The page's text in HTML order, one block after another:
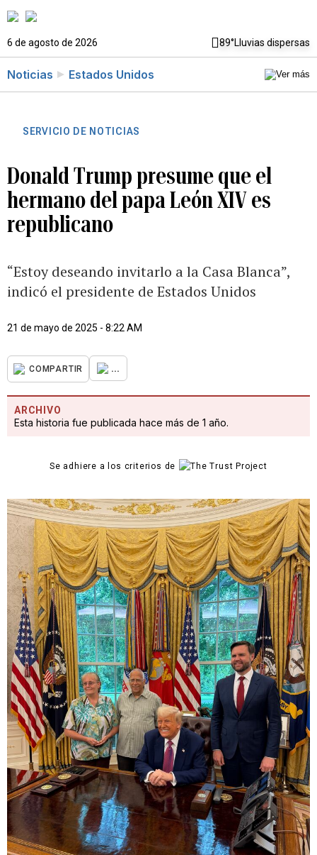
6 de agosto de 2026 89°Lluvias dispersas
Noticias Estados Unidos
SERVICIO DE NOTICIAS
Donald Trump presume que el
hermano del papa León XIV es
republicano
“Estoy deseando invitarlo a la Casa Blanca”,
indicó el presidente de Estados Unidos
21 de mayo de 2025 - 8:22 AM
COMPARTIR ...
ARCHIVO
Esta historia fue publicada hace más de 1 año.
Se adhiere a los criterios de